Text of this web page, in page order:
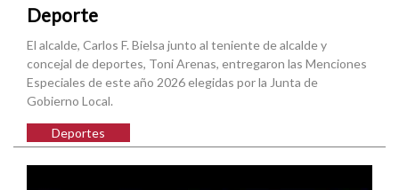
Deporte
El alcalde, Carlos F. Bielsa junto al teniente de alcalde y
concejal de deportes, Toni Arenas, entregaron las Menciones
Especiales de este año 2026 elegidas por la Junta de
Gobierno Local.
Deportes